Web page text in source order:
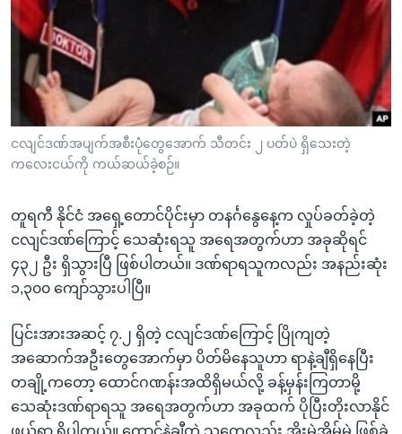
ကြည့်
ပင်မ
ညွန်း
စာမျက်နှာ
သို့
ကြည့်
ရန်
ရှာဖွေ
ရန်
ကျော်
ရန်
အမေရိကန်သုံးအီဒီယံ
မကြေးမုံရဲ့ အင်္ဂလိပ်စာ
ရုပ်ရှင်ထဲက အင်္ဂလိပ်စာ
သုတပဒေသာ အင်္ဂလိပ်စာ
အပတ်စဉ်ကဏ္ဍများ
ရေဒီယို
တီဗွီ
ရေဒီယိုနှင့်ရုပ်သံ အချက်အလက်များ
ရေဒီယို/တီဗွီအစီအစဉ်
Learning English
ဗွီအိုအေ လူမှုကွန်ယက်များ
ဘာသာစကားများ
ငလျင်ဒဏ်အပျက်အစီးပုံတွေအောက် သီတင်း ၂ ပတ်ပဲ ရှိသေးတဲ့
ကလေးငယ်ကို ကယ်ဆယ်ခဲ့စဉ်။
တူရကီ နိုင်ငံ အရှေ့တောင်ပိုင်းမှာ တနင်္ဂနွေနေ့က လှုပ်ခတ်ခဲ့တဲ့
ငလျင်ဒဏ်ကြောင့် သေဆုံးရသူ အရေအတွက်ဟာ အခုဆိုရင်
၄၃၂ ဦး ရှိသွားပြီ ဖြစ်ပါတယ်။ ဒဏ်ရာရသူကလည်း အနည်းဆုံး
၁,၃၀၀ ကျော်သွားပါပြီ။
ပြင်းအားအဆင့် ၇.၂ ရှိတဲ့ ငလျင်ဒဏ်ကြောင့် ပြိုကျတဲ့
အဆောက်အဦးတွေအောက်မှာ ပိတ်မိနေသူဟာ ရာနဲ့ချီရှိနေပြီး
တချို့ကတော့ ထောင်ဂဏန်းအထိရှိမယ်လို့ ခန့်မှန်းကြတာမို့
သေဆုံးဒဏ်ရာရသူ အရေအတွက်ဟာ အခုထက် ပိုပြီးတိုးလာနိုင်
ဖွယ်ရာ ရှိပါတယ်။ ထောင်နဲ့ချီတဲ့ သူတွေလည်း အိုးမဲ့အိမ်မဲ့ ဖြစ်ခဲ့